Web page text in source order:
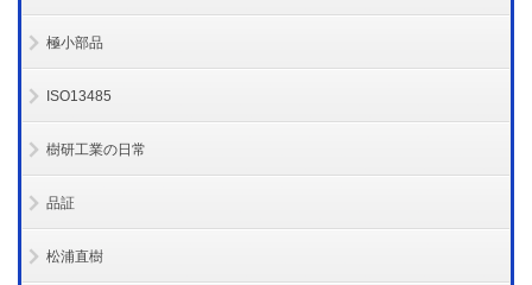
極小部品
ISO13485
樹研工業の日常
品証
松浦直樹